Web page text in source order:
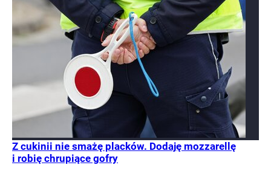
Z cukinii nie smażę placków. Dodaję mozzarellę
i robię chrupiące gofry